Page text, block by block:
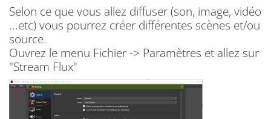
Selon ce que vous allez diffuser (son, image, vidéo
...etc) vous pourrez créer différentes scènes et/ou
source.
Ouvrez le menu Fichier -> Paramètres et allez sur
"Stream Flux"